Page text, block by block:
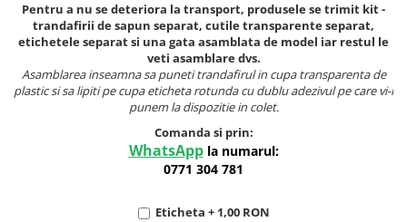
Pentru a nu se deteriora la transport, produsele se trimit kit -
trandafirii de sapun separat, cutile transparente separat,
etichetele separat si una gata asamblata de model iar restul le
veti asamblare dvs.
Asamblarea inseamna sa puneti trandafirul in cupa transparenta de
plastic si sa lipiti pe cupa eticheta rotunda cu dublu adezivul pe care vi-l
punem la dispozitie in colet.
Comanda si prin:
WhatsApp la numarul:
0771 304 781
Eticheta + 1,00 RON